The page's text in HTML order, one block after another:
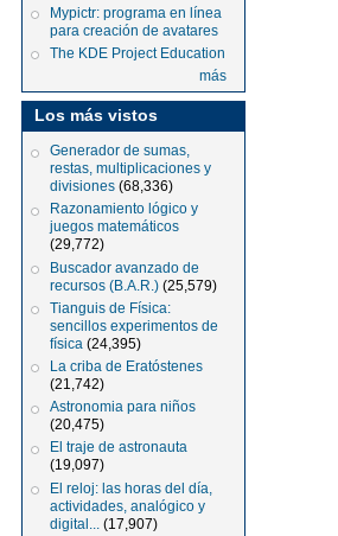
Mypictr: programa en línea
para creación de avatares
The KDE Project Education
más
Los más vistos
Generador de sumas,
restas, multiplicaciones y
divisiones (68,336)
Razonamiento lógico y
juegos matemáticos
(29,772)
Buscador avanzado de
recursos (B.A.R.) (25,579)
Tianguis de Física:
sencillos experimentos de
física (24,395)
La criba de Eratóstenes
(21,742)
Astronomia para niños
(20,475)
El traje de astronauta
(19,097)
El reloj: las horas del día,
actividades, analógico y
digital...
(17,907)